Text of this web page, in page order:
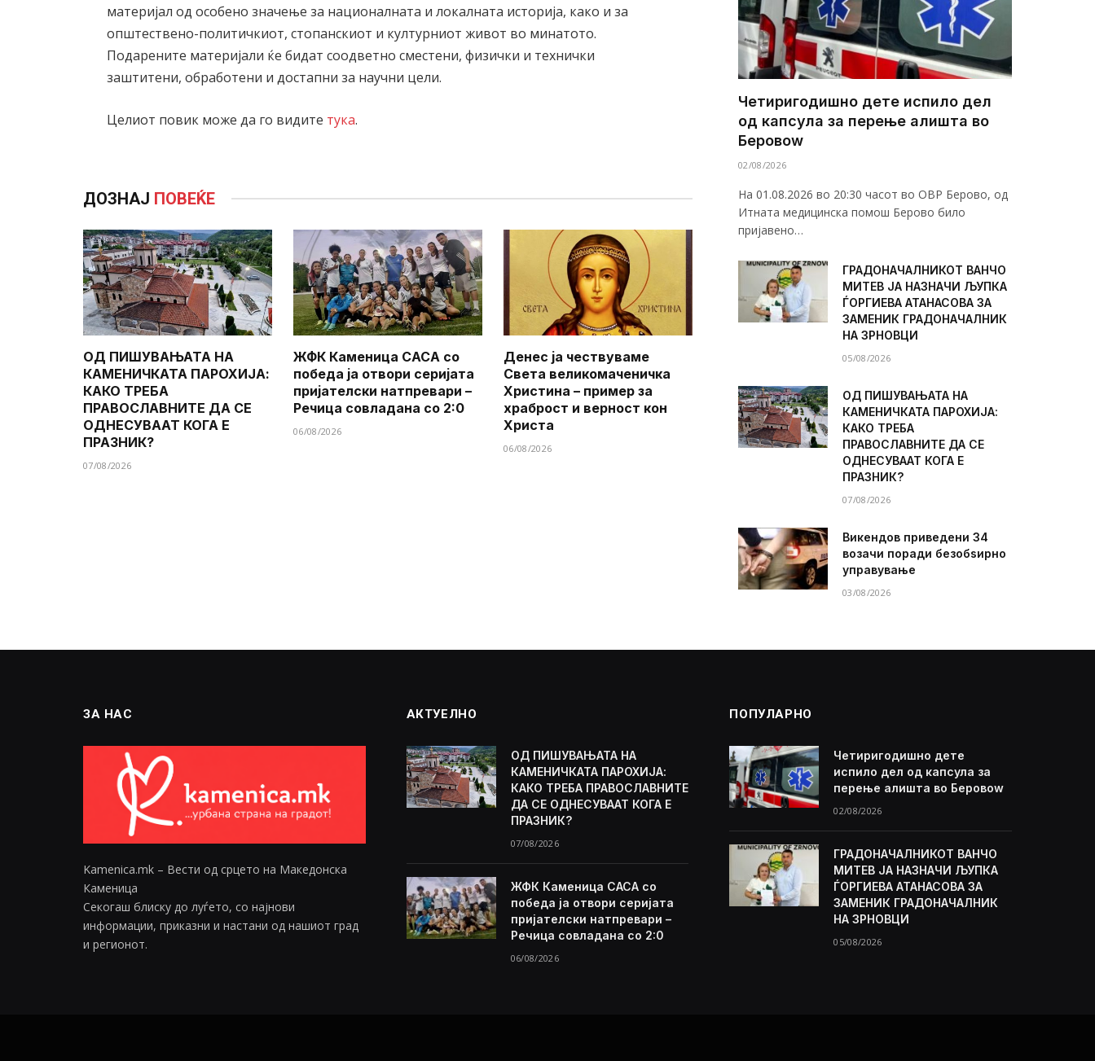
материјал од особено значење за националната и локалната историја, како и за
општествено-политичкиот, стопанскиот и културниот живот во минатото.
Подарените материјали ќе бидат соодветно сместени, физички и технички
заштитени, обработени и достапни за научни цели.
Целиот повик може да го видите тука.
ДОЗНАЈ ПОВЕЌЕ
ОД ПИШУВАЊАТА НА
КАМЕНИЧКАТА ПАРОХИЈА:
КАКО ТРЕБА
ПРАВОСЛАВНИТЕ ДА СЕ
ОДНЕСУВААТ КОГА Е
ПРАЗНИК?
07/08/2026
ЖФК Каменица САСА со
победа ја отвори серијата
пријателски натпревари –
Речица совладана со 2:0
06/08/2026
Денес ја чествуваме
Света великомаченичка
Христина – пример за
храброст и верност кон
Христа
06/08/2026
Четиригодишно дете испило дел
од капсула за перење алишта во
Беровоw
02/08/2026
На 01.08.2026 во 20:30 часот во ОВР Берово, од
Итната медицинска помош Берово било
пријавено…
ГРАДОНАЧАЛНИКОТ ВАНЧО
МИТЕВ ЈА НАЗНАЧИ ЉУПКА
ЃОРГИЕВА АТАНАСОВА ЗА
ЗАМЕНИК ГРАДОНАЧАЛНИК
НА ЗРНОВЦИ
05/08/2026
ОД ПИШУВАЊАТА НА
КАМЕНИЧКАТА ПАРОХИЈА:
КАКО ТРЕБА
ПРАВОСЛАВНИТЕ ДА СЕ
ОДНЕСУВААТ КОГА Е
ПРАЗНИК?
07/08/2026
Викендов приведени 34
возачи поради безобѕирно
управување
03/08/2026
ЗА НАС
Kamenica.mk – Вести од срцето на Македонска
Каменица
Секогаш блиску до луѓето, со најнови
информации, приказни и настани од нашиот град
и регионот.
АКТУЕЛНО
ОД ПИШУВАЊАТА НА
КАМЕНИЧКАТА ПАРОХИЈА:
КАКО ТРЕБА ПРАВОСЛАВНИТЕ
ДА СЕ ОДНЕСУВААТ КОГА Е
ПРАЗНИК?
07/08/2026
ЖФК Каменица САСА со
победа ја отвори серијата
пријателски натпревари –
Речица совладана со 2:0
06/08/2026
ПОПУЛАРНО
Четиригодишно дете
испило дел од капсула за
перење алишта во Беровоw
02/08/2026
ГРАДОНАЧАЛНИКОТ ВАНЧО
МИТЕВ ЈА НАЗНАЧИ ЉУПКА
ЃОРГИЕВА АТАНАСОВА ЗА
ЗАМЕНИК ГРАДОНАЧАЛНИК
НА ЗРНОВЦИ
05/08/2026